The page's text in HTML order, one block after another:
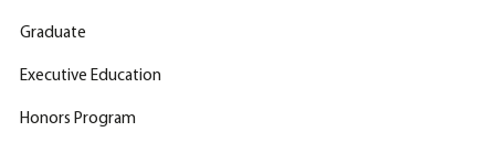
Graduate
Executive Education
Honors Program